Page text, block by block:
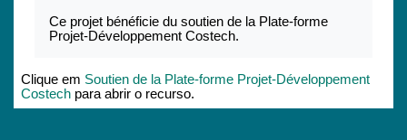
Ce projet bénéficie du soutien de la Plate-forme
Projet-Développement Costech.
Clique em Soutien de la Plate-forme Projet-Développement
Costech para abrir o recurso.